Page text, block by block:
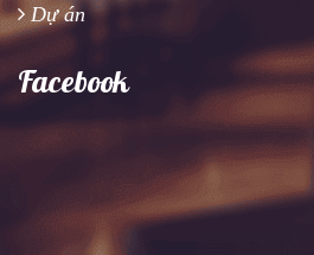
Dự án
Facebook